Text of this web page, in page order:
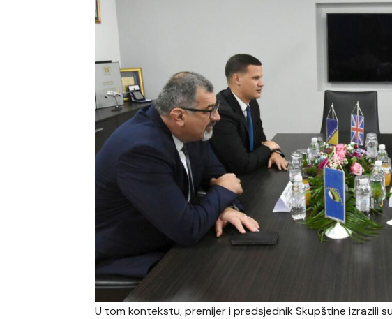
U tom kontekstu, premijer i predsjednik Skupštine izrazili